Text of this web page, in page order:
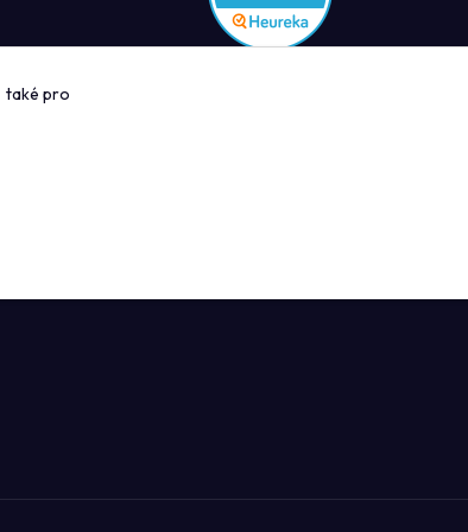
také pro